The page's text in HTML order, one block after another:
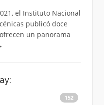
el Instituto Nacional
publicó doce
un panorama
152